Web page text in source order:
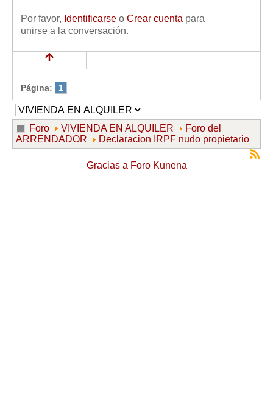
Por favor, Identificarse o Crear cuenta para
unirse a la conversación.
Página: 1
Foro VIVIENDA EN ALQUILER
Foro del
ARRENDADOR
Declaracion IRPF nudo propietario
Gracias a Foro Kunena